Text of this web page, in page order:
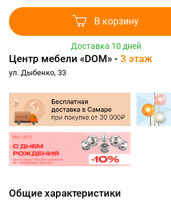
В корзину
Доставка 10 дней
Центр мебели «DOM» - 3 этаж
ул. Дыбенко, 33
Общие характеристики